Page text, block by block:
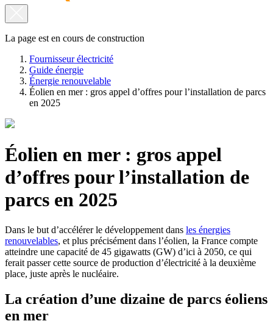
La page est en cours de construction
Fournisseur électricité
Guide énergie
Énergie renouvelable
Éolien en mer : gros appel d’offres pour l’installation de parcs
en 2025
Éolien en mer : gros appel
d’offres pour l’installation de
parcs en 2025
Dans le but d’accélérer le développement dans les énergies
renouvelables, et plus précisément dans l’éolien, la France compte
atteindre une capacité de 45 gigawatts (GW) d’ici à 2050, ce qui
ferait passer cette source de production d’électricité à la deuxième
place, juste après le nucléaire.
La création d’une dizaine de parcs éoliens
en mer